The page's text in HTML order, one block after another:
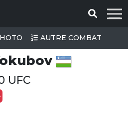
AUTRE COMBAT
UFC